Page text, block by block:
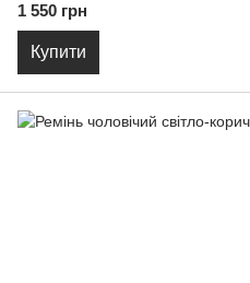
1 550 грн
Купити